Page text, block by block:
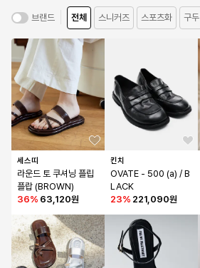
브랜드 전체 스니커즈 스포츠화 구두
세스띠
라운드 토 쿠셔닝 플립
플랍 (BROWN)
36% 63,120원
킨치
OVATE - 500 (a) / B
LACK
23% 221,090원